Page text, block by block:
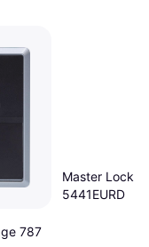
787
Master Lock
5441EURD